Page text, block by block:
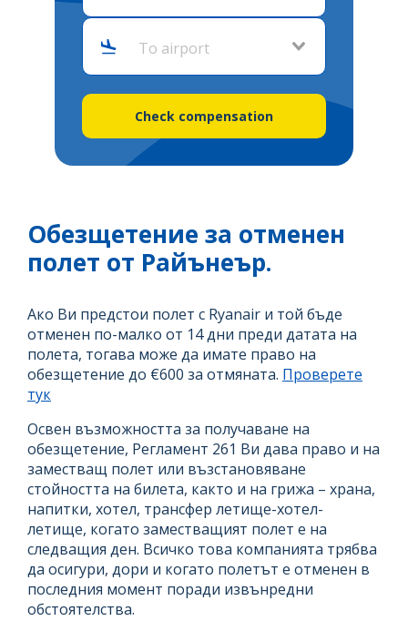
To airport
Check compensation
Обезщетение за отменен
полет от Райънеър.
Ако Ви предстои полет с Ryanair и той бъде
отменен по-малко от 14 дни преди датата на
полета, тогава може да имате право на
обезщетение до €600 за отмяната. Проверете
тук
Освен възможността за получаване на
обезщетение, Регламент 261 Ви дава право и на
заместващ полет или възстановяване
стойността на билета, както и на грижа – храна,
напитки, хотел, трансфер летище-хотел-
летище, когато заместващият полет е на
следващия ден. Всичко това компанията трябва
да осигури, дори и когато полетът е отменен в
последния момент поради извънредни
обстоятелства.